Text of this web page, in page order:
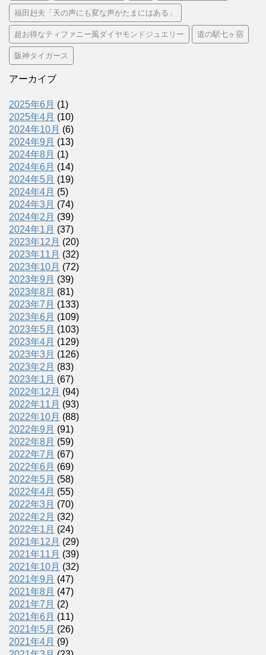
福田赳夫「天の声にも変な声がたまにはある」
超お得なティファニー風ダイヤモンドジュエリー 道の駅七ヶ宿
阪神タイガース
アーカイブ
2025年6月 (1)
2025年4月 (10)
2024年10月 (6)
2024年9月 (13)
2024年8月 (1)
2024年6月 (14)
2024年5月 (19)
2024年4月 (5)
2024年3月 (74)
2024年2月 (39)
2024年1月 (37)
2023年12月 (20)
2023年11月 (32)
2023年10月 (72)
2023年9月 (39)
2023年8月 (81)
2023年7月 (133)
2023年6月 (109)
2023年5月 (103)
2023年4月 (129)
2023年3月 (126)
2023年2月 (83)
2023年1月 (67)
2022年12月 (94)
2022年11月 (93)
2022年10月 (88)
2022年9月 (91)
2022年8月 (59)
2022年7月 (67)
2022年6月 (69)
2022年5月 (58)
2022年4月 (55)
2022年3月 (70)
2022年2月 (32)
2022年1月 (24)
2021年12月 (29)
2021年11月 (39)
2021年10月 (32)
2021年9月 (47)
2021年8月 (47)
2021年7月 (2)
2021年6月 (11)
2021年5月 (26)
2021年4月 (9)